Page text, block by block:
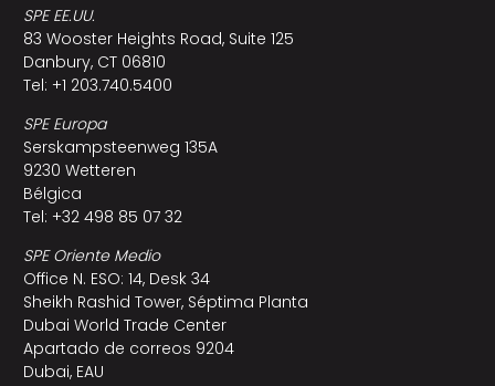
SPE EE.UU.
83 Wooster Heights Road, Suite 125
Danbury, CT 06810
Tel: +1 203.740.5400
SPE Europa
Serskampsteenweg 135A
9230 Wetteren
Bélgica
Tel: +32 498 85 07 32
SPE Oriente Medio
Office N. ESO: 14, Desk 34
Sheikh Rashid Tower, Séptima Planta
Dubai World Trade Center
Apartado de correos 9204
Dubai, EAU